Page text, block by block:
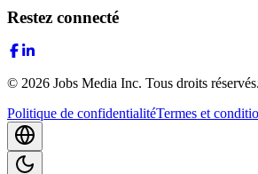
Restez connecté
© 2026 Jobs Media Inc. Tous droits réservés.
Politique de confidentialitéTermes et